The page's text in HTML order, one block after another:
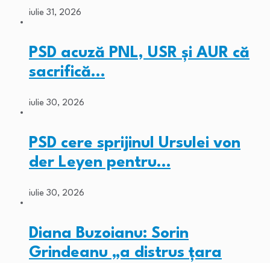
iulie 31, 2026
PSD acuză PNL, USR și AUR că
sacrifică…
iulie 30, 2026
PSD cere sprijinul Ursulei von
der Leyen pentru…
iulie 30, 2026
Diana Buzoianu: Sorin
Grindeanu „a distrus țara